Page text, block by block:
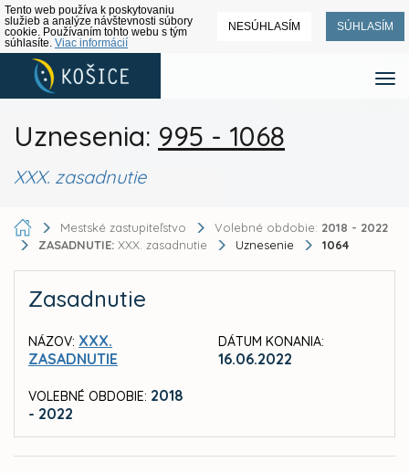
Tento web používa k poskytovaniu
služieb a analýze návštevnosti súbory
cookie. Používaním tohto webu s tým
súhlasíte. Viac informácií
NESÚHLASÍM SÚHLASÍM
Uznesenia: 995 - 1068
XXX. zasadnutie
Mestské zastupiteľstvo Volebné obdobie: 2018 - 2022
ZASADNUTIE: XXX. zasadnutie Uznesenie 1064
Zasadnutie
NÁZOV: XXX.
ZASADNUTIE
VOLEBNÉ OBDOBIE: 2018
- 2022
DÁTUM KONANIA:
16.06.2022